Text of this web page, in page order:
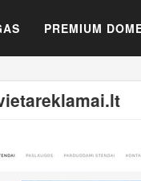
PREMIUM